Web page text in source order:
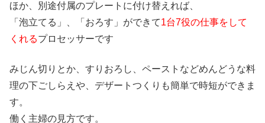
ほか、別途付属のプレートに付け替えれば、
「泡立てる」、「おろす」ができて1台7役の仕事をして
くれるプロセッサーです
みじん切りとか、すりおろし、ペーストなどめんどうな料
理の下ごしらえや、デザートつくりも簡単で時短ができま
す。
働く主婦の見方です。